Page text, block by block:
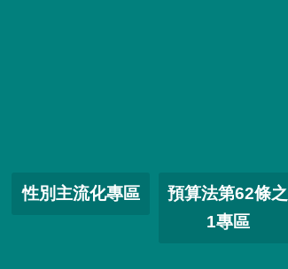
性別主流化專區
預算法第62條之
1專區